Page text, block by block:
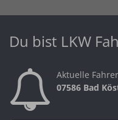
Du bist LKW
Aktuelle
07586 Bad